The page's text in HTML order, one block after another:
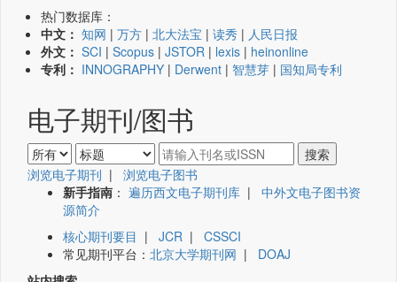
热门数据库：
中文： 知网 | 万方 | 北大法宝 | 读秀 | 人民日报
外文： SCI | Scopus | JSTOR | lexis | heinonline
专利： INNOGRAPHY | Derwent | 智慧芽 | 国知局专利
电子期刊/图书
浏览电子期刊 | 浏览电子图书
新手指南 ： 遍历西文电子期刊库 | 中外文电子图书资
源简介
核心期刊要目 | JCR | CSSCI
常见期刊平台： 北京大学期刊网 | DOAJ